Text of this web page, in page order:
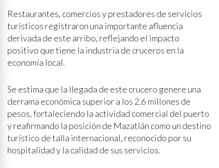
Restaurantes, comercios y prestadores de servicios
turísticos registraron una importante afluencia
derivada de este arribo, reflejando el impacto
positivo que tiene la industria de cruceros en la
economía local.
Se estima que la llegada de este crucero genere una
derrama económica superior a los 2.6 millones de
pesos, fortaleciendo la actividad comercial del puerto
y reafirmando la posición de Mazatlán como un destino
turístico de talla internacional, reconocido por su
hospitalidad y la calidad de sus servicios.